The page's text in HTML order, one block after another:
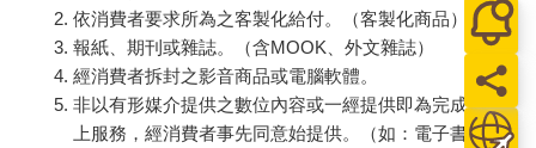
依消費者要求所為之客製化給付。（客製化商品）
報紙、期刊或雜誌。（含MOOK、外文雜誌）
經消費者拆封之影音商品或電腦軟體。
非以有形媒介提供之數位內容或一經提供即為完成之線
上服務，經消費者事先同意始提供。（如：電子書、電